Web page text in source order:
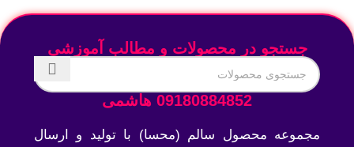
جستجو در محصولات و مطالب آموزشی
09180884852 هاشمی
مجموعه محصول سالم (محسا) با تولید و ارسال